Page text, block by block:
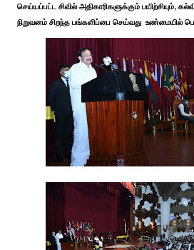
செய்யப்பட்ட சிவில் அதிகாரிகளுக்கும் பயிற்சியும்,
நிறுவனம் சிறந்த பங்களிப்பை செய்வது உண்மையில்